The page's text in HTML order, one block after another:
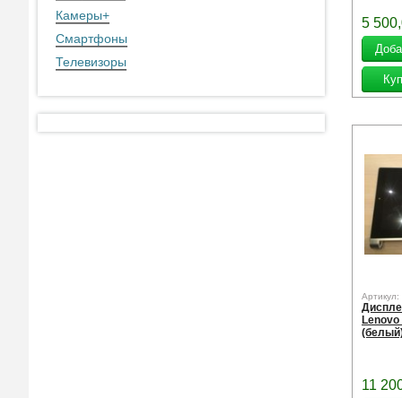
Камеры+
Смартфоны
Телевизоры
5
Артикул:
Lenovo
11